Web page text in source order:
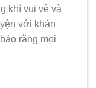
khí vui vẻ và
với khán
rằng mọi